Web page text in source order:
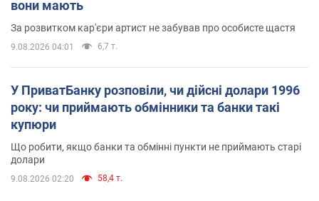
вони мають
За розвитком кар'єри артист не забував про особисте щастя
9.08.2026 04:01 6,7 т.
У ПриватБанку розповіли, чи дійсні долари 1996
року: чи приймають обмінники та банки такі
купюри
Що робити, якщо банки та обмінні пункти не приймають старі
долари
9.08.2026 02:20 58,4 т.